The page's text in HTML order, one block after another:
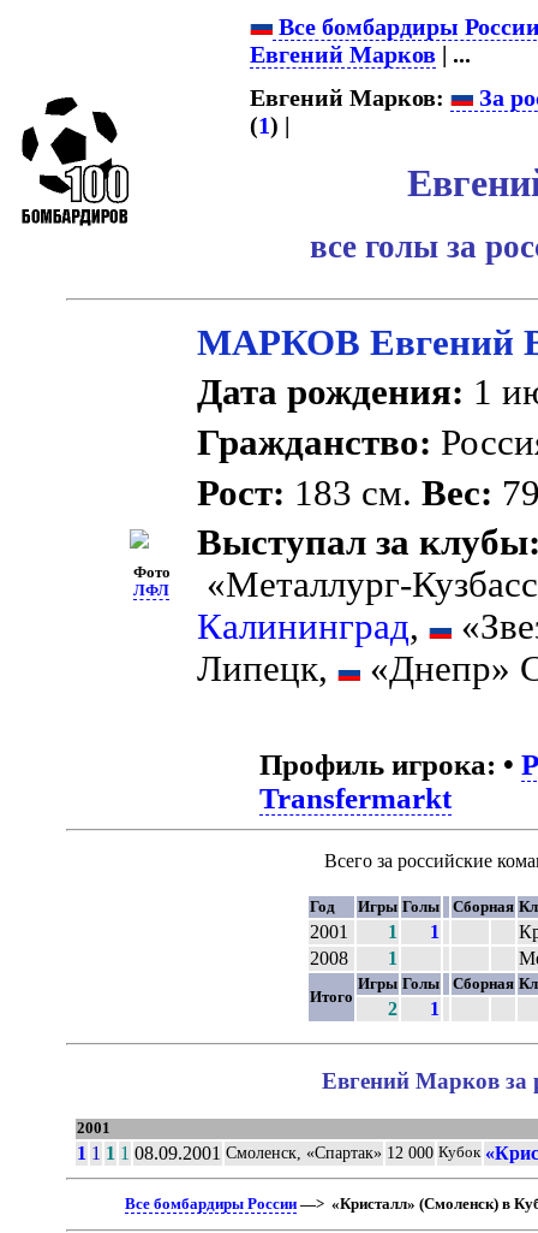
Все бомбардиры
Евгений Марков | ...
Евгений Марков:
За
(1) |
все голы за
Фото
ЛФЛ
МАРКОВ Евгений
Дата рождения: 1
Гражданство:
Рост: 183 см.Вес:
Выступал за
«Металлург-
Калининград,
Липецк,
«Днепр»
Профиль игрока: •
Transfermarkt
Всего за российские
Год Игры Голы Сборная
2001 1 1
2008
1
Итого
Игры Голы Сборная
2 1
Евгений Марков за
2001
1 1 1 1 08.09.2001 Смоленск, «Спартак» 12 000 Кубок
Все бомбардиры России —> «Кристалл» (Смоленск) в